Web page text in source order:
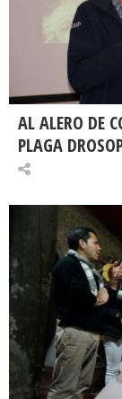
AL ALERO DE
PLAGA